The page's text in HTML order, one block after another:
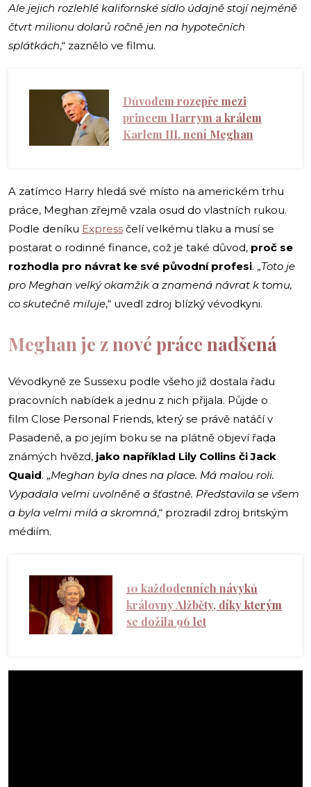
Ale jejich rozlehlé kalifornské sídlo údajně stojí nejméně
čtvrt milionu dolarů ročně jen na hypotečních
splátkách,“ zaznělo ve filmu.
Důvodem rozepře mezi
princem Harrym a králem
Karlem III. není Meghan
A zatímco Harry hledá své místo na americkém trhu
práce, Meghan zřejmě vzala osud do vlastních rukou.
Podle deníku Express čelí velkému tlaku a musí se
postarat o rodinné finance, což je také důvod, proč se
rozhodla pro návrat ke své původní profesi. „Toto je
pro Meghan velký okamžik a znamená návrat k tomu,
co skutečně miluje,“ uvedl zdroj blízký vévodkyni.
Meghan je z nové práce nadšená
Vévodkyně ze Sussexu podle všeho již dostala řadu
pracovních nabídek a jednu z nich přijala. Půjde o
film Close Personal Friends, který se právě natáčí v
Pasadeně, a po jejím boku se na plátně objeví řada
známých hvězd, jako například Lily Collins či Jack
Quaid. „Meghan byla dnes na place. Má malou roli.
Vypadala velmi uvolněně a šťastně. Představila se všem
a byla velmi milá a skromná,“ prozradil zdroj britským
médiím.
10 každodenních návyků
královny Alžběty, díky kterým
se dožila 96 let